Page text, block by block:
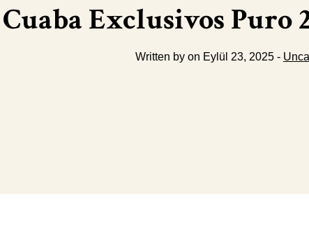
Cuaba Exclusivos Puro
Written by on Eylül 23, 2025 -